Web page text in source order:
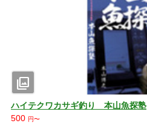
photo_library
ハイテクワカサギ釣り 本山魚探塾
500 円〜